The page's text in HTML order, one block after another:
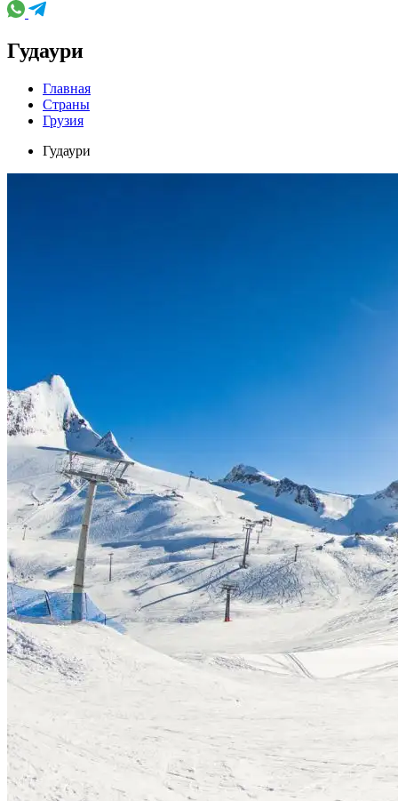
Гудаури
Главная
Страны
Грузия
Гудаури